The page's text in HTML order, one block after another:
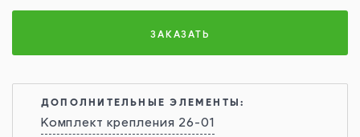
ЗАКАЗАТЬ
ДОПОЛНИТЕЛЬНЫЕ ЭЛЕМЕНТЫ:
Комплект крепления 26-01